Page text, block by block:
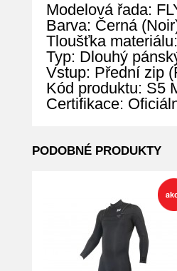
Modelová řada:
Barva: Černá
Tloušťka
Typ: Dlouhý
Vstup: Přední zip
Kód produktu: S5
Certifikace:
PODOBNÉ PRODUKTY